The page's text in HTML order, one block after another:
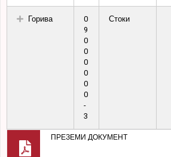
Горива
0
9
0
0
0
0
0
0
-
3
Стоки
ПРЕЗЕМИ ДОКУМЕНТ